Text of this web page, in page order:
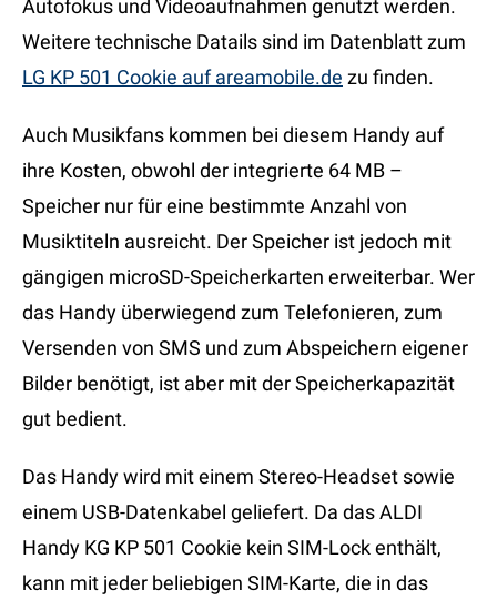
Autofokus und Videoaufnahmen genutzt werden.
Weitere technische Datails sind im Datenblatt zum
LG KP 501 Cookie auf areamobile.de zu finden.
Auch Musikfans kommen bei diesem Handy auf
ihre Kosten, obwohl der integrierte 64 MB –
Speicher nur für eine bestimmte Anzahl von
Musiktiteln ausreicht. Der Speicher ist jedoch mit
gängigen microSD-Speicherkarten erweiterbar. Wer
das Handy überwiegend zum Telefonieren, zum
Versenden von SMS und zum Abspeichern eigener
Bilder benötigt, ist aber mit der Speicherkapazität
gut bedient.
Das Handy wird mit einem Stereo-Headset sowie
einem USB-Datenkabel geliefert. Da das ALDI
Handy KG KP 501 Cookie kein SIM-Lock enthält,
kann mit jeder beliebigen SIM-Karte, die in das